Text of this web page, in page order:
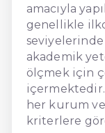
amacıyla
genellikle
akademik
ölçmek için
içermektedir.
her kurum
kriterlere